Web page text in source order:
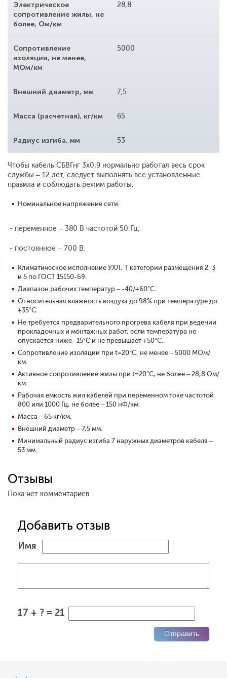
Электрическое
сопротивление жилы, не
более, Ом/км
28,8
Сопротивление
изоляции, не менее,
МОм/км
5000
Внешний диаметр, мм 7,5
Масса (расчетная), кг/км 65
Радиус изгиба, мм 53
Чтобы кабель СБВГнг 3x0,9 нормально работал весь срок
службы – 12 лет, следует выполнять все установленные
правила и соблюдать режим работы.
Номинальное напряжение сети:
- переменное – 380 В частотой 50 Гц;
- постоянное – 700 В.
Климатическое исполнение УХЛ, Т категории размещения 2, 3
и 5 по ГОСТ 15150-69.
Диапазон рабочих температур – -40/+60°С.
Относительная влажность воздуха до 98% при температуре до
+35°С.
Не требуется предварительного прогрева кабеля при ведении
прокладочных и монтажных работ, если температура не
опускается ниже -15°С и не превышает +50°С.
Сопротивление изоляции при t=20°С, не менее – 5000 МОм/
км.
Активное сопротивление жилы при t=20°С, не более – 28,8 Ом/
км.
Рабочая емкость жил кабелей при переменном токе частотой
800 или 1000 Гц, не более – 150 нФ/км.
Масса – 65 кг/км.
Внешний диаметр – 7,5 мм.
Минимальный радиус изгиба 7 наружных диаметров кабеля –
53 мм.
Отзывы
Пока нет комментариев
Добавить отзыв
Имя
17 + ? = 21